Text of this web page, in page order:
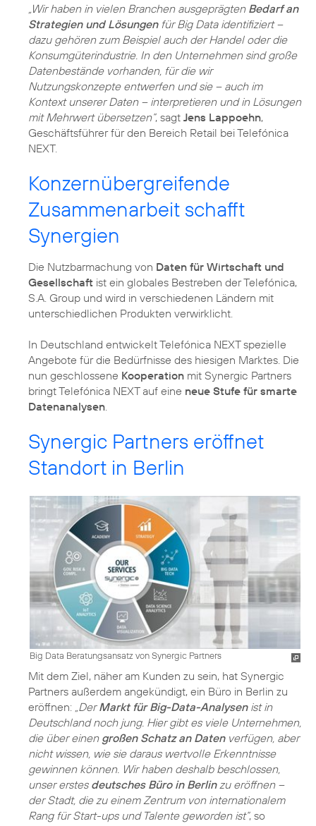
„Wir haben in vielen Branchen ausgeprägten Bedarf an
Strategien und Lösungenfür Big Data identifiziert –
dazu gehören zum Beispiel auch der Handel oder die
Konsumgüterindustrie. In den Unternehmen sind große
Datenbestände vorhanden, für die wir
Nutzungskonzepte entwerfen und sie – auch im
Kontext unserer Daten – interpretieren und in Lösungen
mit Mehrwert übersetzen“, sagt Jens Lappoehn,
Geschäftsführer für den Bereich Retail bei Telefónica
NEXT.
Konzernübergreifende
Zusammenarbeit schafft
Synergien
Die Nutzbarmachung von Daten für Wirtschaft und
Gesellschaft ist ein globales Bestreben der Telefónica,
S.A. Group und wird in verschiedenen Ländern mit
unterschiedlichen Produkten verwirklicht.
In Deutschland entwickelt Telefónica NEXT spezielle
Angebote für die Bedürfnisse des hiesigen Marktes. Die
nun geschlossene Kooperation mit Synergic Partners
bringt Telefónica NEXT auf eine neue Stufe für smarte
Datenanalysen
Synergic Partners eröffnet
Standort in Berlin
Big Data Beratungsansatz von Synergic Partners
Mit dem Ziel, näher am Kunden zu sein, hat Synergic
Partners außerdem angekündigt, ein Büro in Berlin zu
eröffnen: „DerMarkt für Big-Data-Analysenist in
Deutschland noch jung. Hier gibt es viele Unternehmen,
die über einen großen Schatz an Datenverfügen, aber
nicht wissen, wie sie daraus wertvolle Erkenntnisse
gewinnen können. Wir haben deshalb beschlossen,
unser erstes deutsches Büro in Berlinzu eröffnen –
der Stadt, die zu einem Zentrum von internationalem
Rang für Start-ups und Talente geworden ist“, so